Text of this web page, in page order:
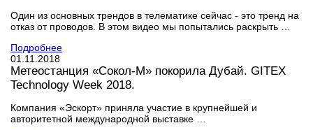
Один из основных трендов в телематике сейчас - это тренд на
отказ от проводов. В этом видео мы попытались раскрыть …
Подробнее
01.11.2018
Метеостанция «Сокол-М» покорила Дубай. GITEX
Technology Week 2018.
Компания «Эскорт» приняла участие в крупнейшей и
авторитетной международной выставке …